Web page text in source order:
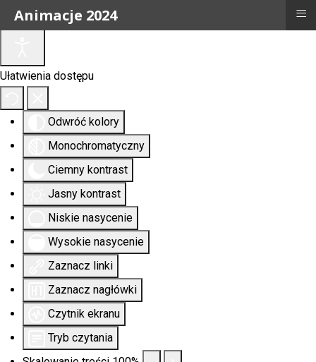
Ułatwienia dostępu
Odwróć kolory
Monochromatyczny
Ciemny kontrast
Jasny kontrast
Niskie nasycenie
Wysokie nasycenie
Zaznacz linki
Zaznacz nagłówki
Czytnik ekranu
Tryb czytania
Animacje 2024 ≡